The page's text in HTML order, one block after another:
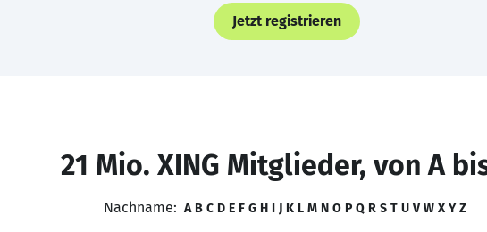
Jetzt registrieren
21 Mio. XING Mitglieder, von A
Nachname: A B C D E F G H I J K L M N O P Q R S T U V W X Y Z